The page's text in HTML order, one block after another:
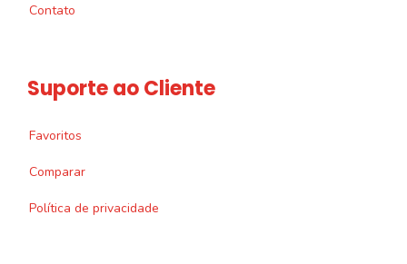
Contato
Suporte ao Cliente
Favoritos
Comparar
Política de privacidade